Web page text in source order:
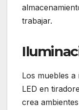
trabajar.
Los muebles a
LED en
crea